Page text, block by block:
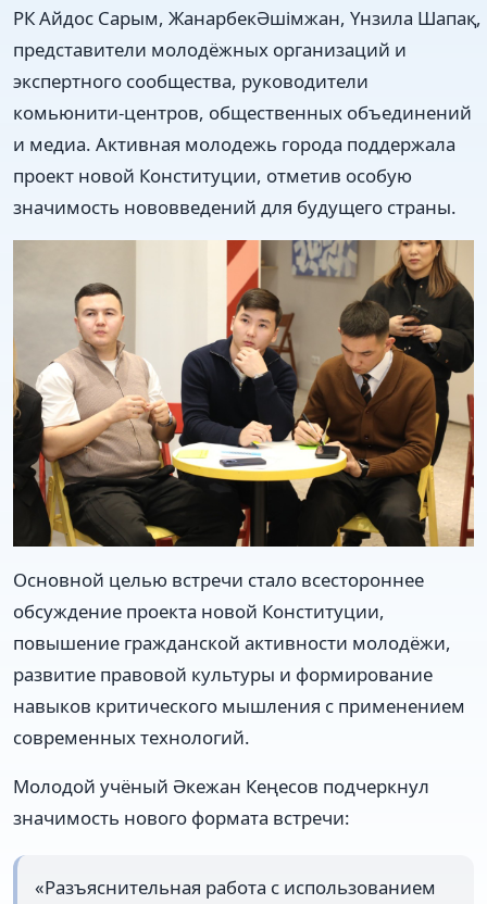
РК Айдос Сарым, ЖанарбекӘшімжан, Үнзила Шапақ,
представители молодёжных организаций и
экспертного сообщества, руководители
комьюнити-центров, общественных объединений
и медиа. Активная молодежь города поддержала
проект новой Конституции, отметив особую
значимость нововведений для будущего страны.
Основной целью встречи стало всестороннее
обсуждение проекта новой Конституции,
повышение гражданской активности молодёжи,
развитие правовой культуры и формирование
навыков критического мышления с применением
современных технологий.
Молодой учёный Әкежан Кеңесов подчеркнул
значимость нового формата встречи:
«Разъяснительная работа с использованием